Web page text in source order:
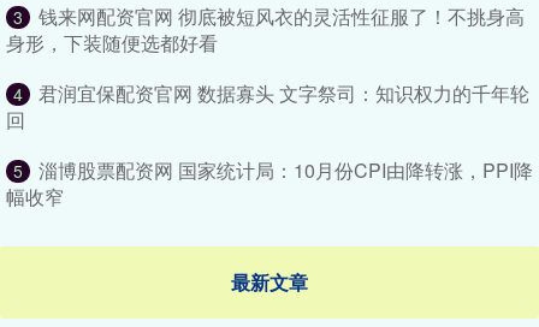
3
钱来网配资官网 彻底被短风衣的灵活性征服了！不挑身高
身形，下装随便选都好看
4
君润宜保配资官网 数据寡头 文字祭司：知识权力的千年轮
回
5
淄博股票配资网 国家统计局：10月份CPI由降转涨，PPI降
幅收窄
最新文章